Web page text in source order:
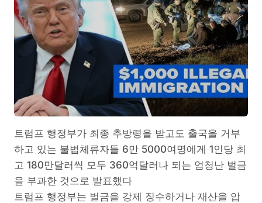
트럼프 행정부가 최종 추방령을 받고도 출국을 거부
하고 있는 불법체류자들 6만 5000여명에게 1인당 최
고 180만달러씩 모두 360억달러나 되는 엄청난 벌금
을 부과한 것으로 발표했다
트럼프 행정부는 벌금을 강제 징수하거나 재산을 압